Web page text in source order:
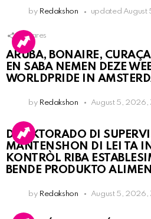
by Redakshon updated August
Shares
ARUBA, BONAIRE,
EN SABA NEMEN DEZE
WORLDPRIDE IN
by Redakshon August 5, 2026,
DIREKTORADO DI
MANTENSHON DI LEI TA
KONTRÒL RIBA
BENDE PRODUKTO
by Redakshon August 5, 2026,